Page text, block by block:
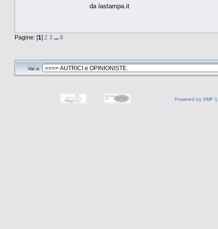
da lastampa.it
Pagine: [1] 2 3 ... 8
Vai a:
Powered by SMF